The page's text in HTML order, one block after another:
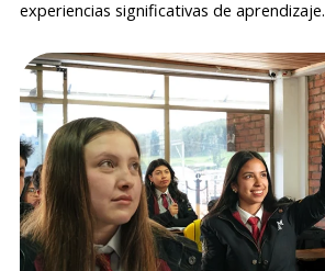
experiencias significativas de aprendizaje.